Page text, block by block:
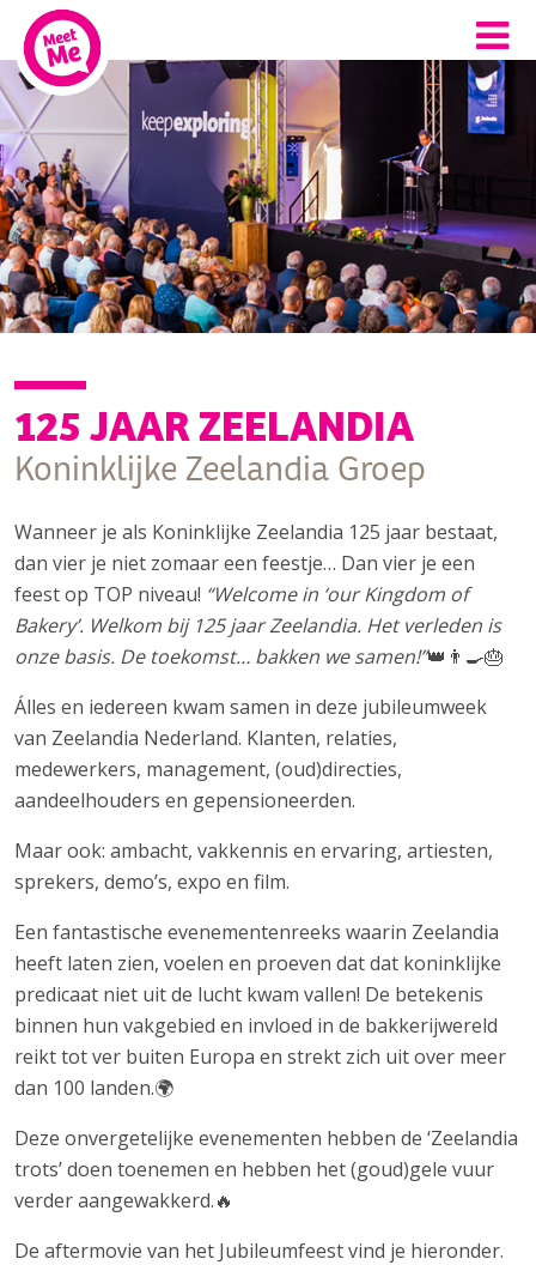
125 JAAR ZEELANDIA
Koninklijke Zeelandia Groep
Wanneer je als Koninklijke Zeelandia 125 jaar bestaat,
dan vier je niet zomaar een feestje… Dan vier je een
feest op TOP niveau! “Welcome in ‘our Kingdom of
Bakery’. Welkom bij 125 jaar Zeelandia. Het verleden is
onze basis. De toekomst… bakken we samen!”👑👨‍🍳🎂
Álles en iedereen kwam samen in deze jubileumweek
van Zeelandia Nederland. Klanten, relaties,
medewerkers, management, (oud)directies,
aandeelhouders en gepensioneerden.
Maar ook: ambacht, vakkennis en ervaring, artiesten,
sprekers, demo’s, expo en film.
Een fantastische evenementenreeks waarin Zeelandia
heeft laten zien, voelen en proeven dat dat koninklijke
predicaat niet uit de lucht kwam vallen! De betekenis
binnen hun vakgebied en invloed in de bakkerijwereld
reikt tot ver buiten Europa en strekt zich uit over meer
dan 100 landen.🌍
Deze onvergetelijke evenementen hebben de ‘Zeelandia
trots’ doen toenemen en hebben het (goud)gele vuur
verder aangewakkerd.🔥
De aftermovie van het Jubileumfeest vind je hieronder.